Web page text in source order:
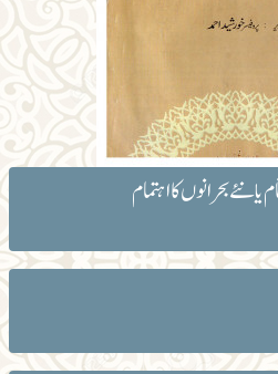
نئے بحرانوں کا اہتمام